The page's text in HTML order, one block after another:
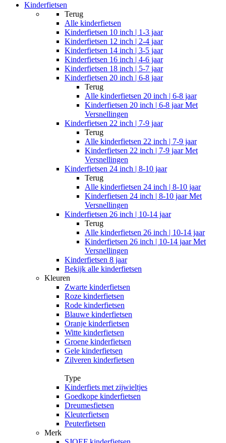
Kinderfietsen
Terug
Alle kinderfietsen
Kinderfietsen 10 inch | 1-3 jaar
Kinderfietsen 12 inch | 2-4 jaar
Kinderfietsen 14 inch | 3-5 jaar
Kinderfietsen 16 inch | 4-6 jaar
Kinderfietsen 18 inch | 5-7 jaar
Kinderfietsen 20 inch | 6-8 jaar
Terug
Alle kinderfietsen 20 inch | 6-8 jaar
Kinderfietsen 20 inch | 6-8 jaar Met
Versnellingen
Kinderfietsen 22 inch | 7-9 jaar
Terug
Alle kinderfietsen 22 inch | 7-9 jaar
Kinderfietsen 22 inch | 7-9 jaar Met
Versnellingen
Kinderfietsen 24 inch | 8-10 jaar
Terug
Alle kinderfietsen 24 inch | 8-10 jaar
Kinderfietsen 24 inch | 8-10 jaar Met
Versnellingen
Kinderfietsen 26 inch | 10-14 jaar
Terug
Alle kinderfietsen 26 inch | 10-14 jaar
Kinderfietsen 26 inch | 10-14 jaar Met
Versnellingen
Kinderfietsen 8 jaar
Bekijk alle kinderfietsen
Kleuren
Zwarte kinderfietsen
Roze kinderfietsen
Rode kinderfietsen
Blauwe kinderfietsen
Oranje kinderfietsen
Witte kinderfietsen
Groene kinderfietsen
Gele kinderfietsen
Zilveren kinderfietsen
Type
Kinderfiets met zijwieltjes
Goedkope kinderfietsen
Dreumesfietsen
Kleuterfietsen
Peuterfietsen
Merk